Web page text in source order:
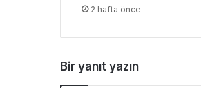
2 hafta önce
Bir yanıt yazın